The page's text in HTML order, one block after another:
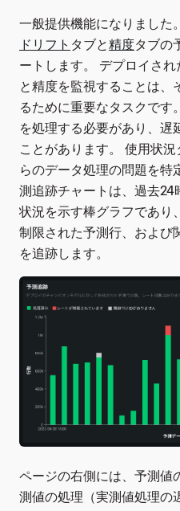
一般提供機能になりました
ドリフト タブと精度タブの
ートします。 デプロイさ
と精度を監視することは、
るために重要なタスクです
を処理する必要があり、遅
ことがあります。 使用状
らのデータ処理の問題を特
測追跡チャートは、過去24
状況を示す棒グラフであり
制限された予測行、および
を追跡します。
ページの右側には、予測値
測値の処理（実測値処理の